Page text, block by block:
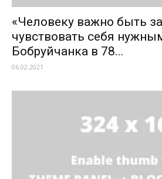
«Человеку важно быть
чувствовать себя
Бобруйчанка в 78...
06.02.2021